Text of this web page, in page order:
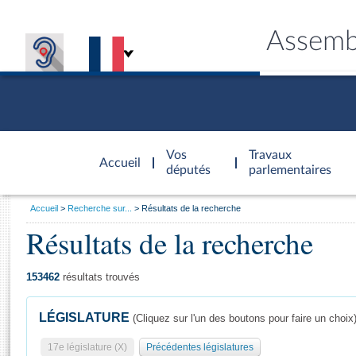
Accueil
d'accueil
Vos
députés
Travaux
parlementaires
Général
Vous
Accueil Recherche sur... Résultats de la recherche
Résultats de la recherche
153462 résultats trouvés
LÉGISLATURE (Cliquez sur l'un des boutons pour faire un choix)
17e législature (X) Précédentes législatures